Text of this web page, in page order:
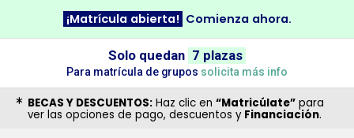
¡Matrícula abierta! Comienza ahora.
Solo quedan 7 plazas
Para matrícula de grupos solicita más info
BECAS Y DESCUENTOS: Haz clic en “Matricúlate” para
ver las opciones de pago, descuentos y Financiación.
¿Necesitas más información
sobre un curso?